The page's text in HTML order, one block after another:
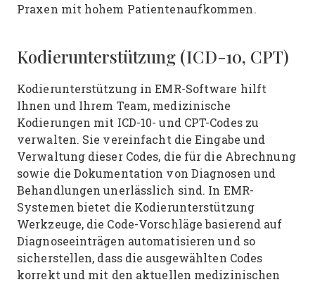
Praxen mit hohem Patientenaufkommen.
Kodierunterstützung (ICD-10, CPT)
Kodierunterstützung in EMR-Software hilft
Ihnen und Ihrem Team, medizinische
Kodierungen mit ICD-10- und CPT-Codes zu
verwalten. Sie vereinfacht die Eingabe und
Verwaltung dieser Codes, die für die Abrechnung
sowie die Dokumentation von Diagnosen und
Behandlungen unerlässlich sind. In EMR-
Systemen bietet die Kodierunterstützung
Werkzeuge, die Code-Vorschläge basierend auf
Diagnoseeinträgen automatisieren und so
sicherstellen, dass die ausgewählten Codes
korrekt und mit den aktuellen medizinischen